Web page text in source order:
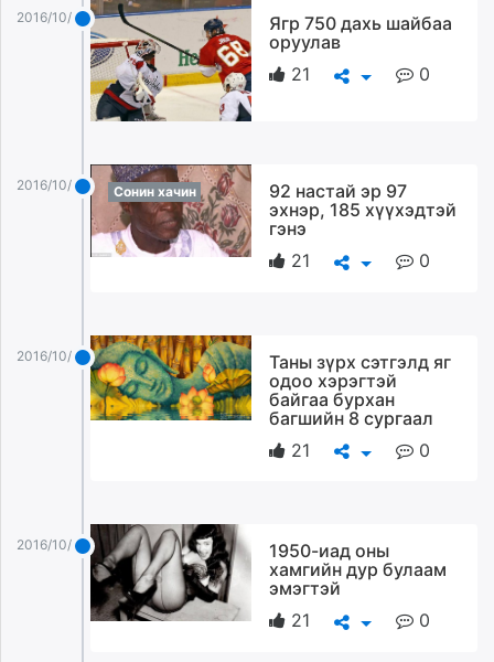
ikon.mn
Livetv.mn
Eguur.mn
24tsag.mn
eagle.mn
ugluu.mn
urlag.mn
isee.mn
mglradio.com
2016/10/21
Ягр 750 дахь шайбаа
оруулав
21
0
2016/10/21 Сонин хачин
92 настай эр 97
эхнэр, 185 хүүхэдтэй
гэнэ
21
0
2016/10/21
Таны зүрх сэтгэлд яг
одоо хэрэгтэй
байгаа бурхан
багшийн 8 сургаал
21
0
2016/10/21
1950-иад оны
хамгийн дур булаам
эмэгтэй
21
0